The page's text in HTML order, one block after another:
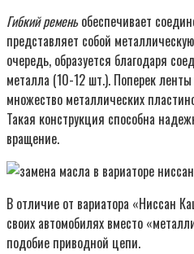
Гибкий ременьобеспечивает
представляет собой
очередь, образуется благодаря
металла (10-12 шт.). Поперек
множество металлических
Такая конструкция способна
вращение.
В отличие от вариатора «Ниссан
своих автомобилях вместо
подобие приводной цепи.